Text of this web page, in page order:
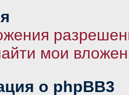
мои
о phpBB3